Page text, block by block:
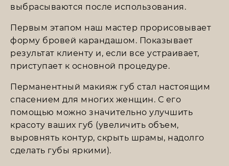
выбрасываются после использования.
Первым этапом наш мастер прорисовывает
форму бровей карандашом. Показывает
результат клиенту и, если все устраивает,
приступает к основной процедуре.
Перманентный макияж губ стал настоящим
спасением для многих женщин. С его
помощью можно значительно улучшить
красоту ваших губ (увеличить объем,
выровнять контур, скрыть шрамы, надолго
сделать губы яркими).